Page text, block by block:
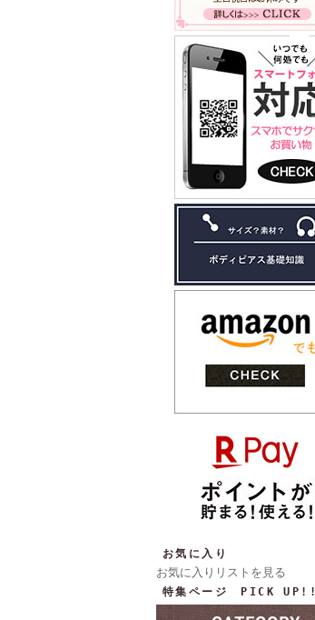
お気に入り
お気に入りリストを見る
特集ページ PICK UP!!